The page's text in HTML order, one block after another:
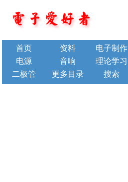
首页 资料 电子制作
电源
音响 理论学习
二极管
更多目录 搜索